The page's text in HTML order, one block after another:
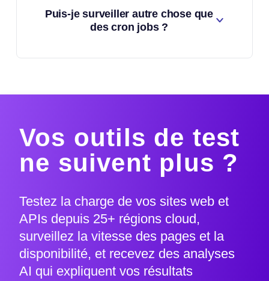
Puis-je surveiller autre chose que
des cron jobs ?
Vos outils de test
ne suivent plus ?
Testez la charge de vos sites web et
APIs depuis 25+ régions cloud,
surveillez la vitesse des pages et la
disponibilité, et recevez des analyses
AI qui expliquent vos résultats